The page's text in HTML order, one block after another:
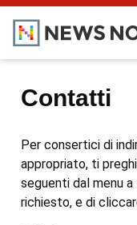
Contatti
Per consertici di
appropriato, ti
seguenti dal menu
richiesto, e di